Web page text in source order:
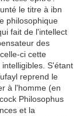
le titre à ibn
philosophique
fait de l'intellect
des
ci cette
S'étant
reprend le
à l'homme (en
Philosophus
et la